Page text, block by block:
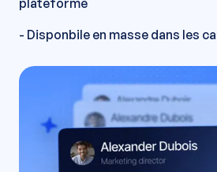
- Disponbile en masse dans les